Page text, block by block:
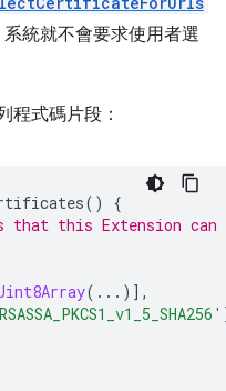
系統就不會要求使用者選
程式碼片段：
()
{
this Extension can
(...)],